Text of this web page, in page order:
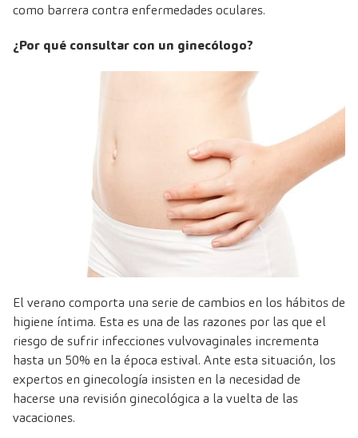
como barrera contra enfermedades oculares.
¿Por qué consultar con un ginecólogo?
El verano comporta una serie de cambios en los hábitos de
higiene íntima. Esta es una de las razones por las que el
riesgo de sufrir infecciones vulvovaginales incrementa
hasta un 50% en la época estival. Ante esta situación, los
expertos en ginecología insisten en la necesidad de
hacerse una revisión ginecológica a la vuelta de las
vacaciones.